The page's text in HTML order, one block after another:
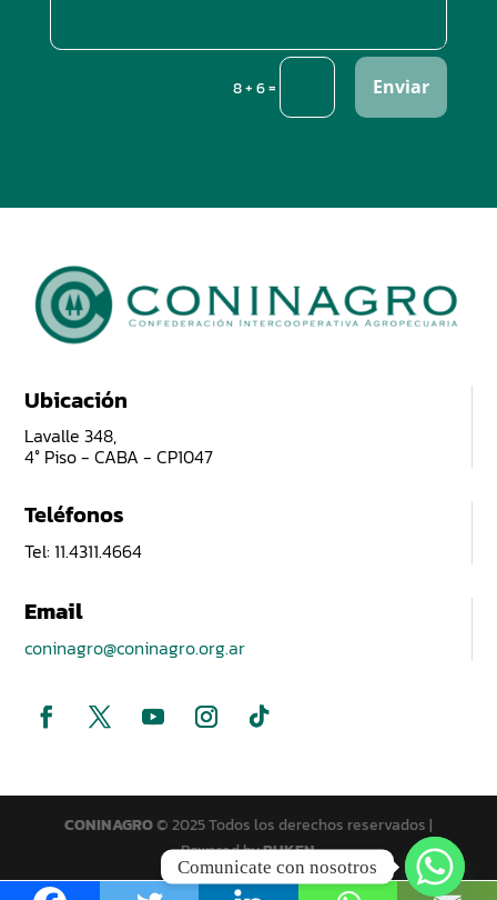
8 + 6= Enviar
Ubicación
Lavalle 348,
4° Piso - CABA - CP1047
Teléfonos
Tel: 11.4311.4664
Email
coninagro@coninagro.org.ar
CONINAGRO© 2025 Todos los derechos reservados |
Powered byPUKEN
Comunicate con nosotros